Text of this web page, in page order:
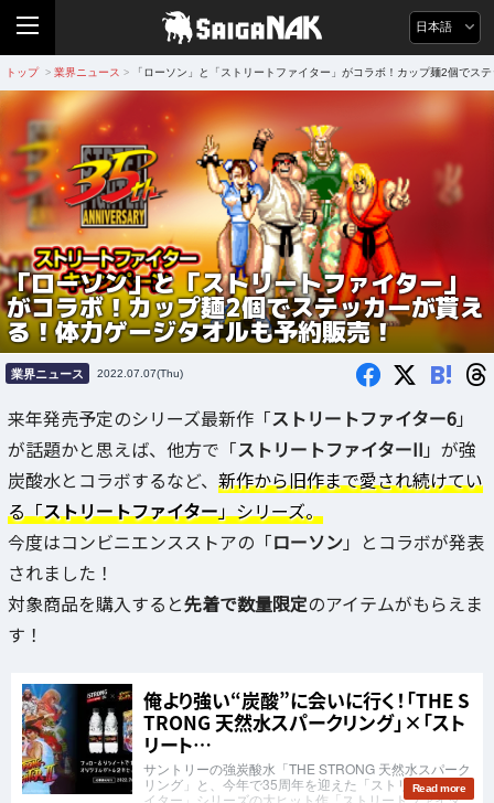
日本語
トップ > 業界ニュース > 「ローソン」と「ストリートファイター」がコラボ！カップ麺2個でス
「ローソン」と「ストリートファイター」
がコラボ！カップ麺2個でステッカーが貰え
る！体力ゲージタオルも予約販売！
業界ニュース 2022.07.07(Thu) B!
来年発売予定のシリーズ最新作「ストリートファイター6」
が話題かと思えば、他方で「ストリートファイターII 」が強
炭酸水とコラボするなど、 新作から旧作まで愛され続けてい
る「ストリートファイター」シリーズ。
今度はコンビニエンスストアの「ローソン」とコラボが発表
されました！
対象商品を購入すると先着で数量限定のアイテムがもらえま
す！